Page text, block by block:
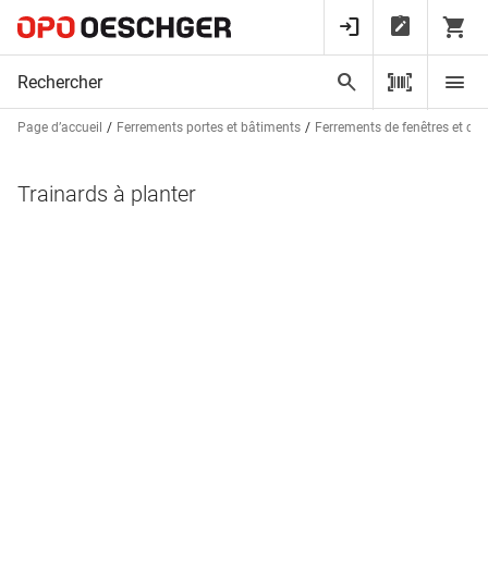
Page d’accueil Ferrements portes et bâtiments Ferrements de fenêtres et de
Trainards à planter